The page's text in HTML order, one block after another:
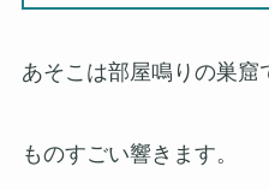
あそこは部屋鳴りの巣窟
ものすごい響きます。